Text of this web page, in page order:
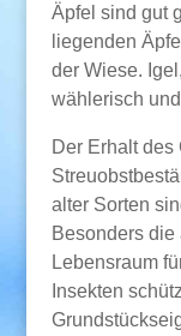
Äpfel sind gut
liegenden
der Wiese.
wählerisch
Der Erhalt des
alter Sorten
Besonders
Lebensraum
Insekten